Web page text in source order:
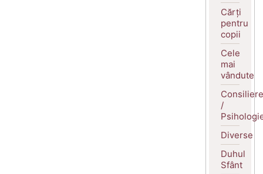
Cărți
pentru
copii
Cele
mai
vândute
Consiliere
/
Diverse
Duhul
Sfânt